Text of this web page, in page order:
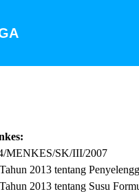
MENKES/SK/III/2007
2013 tentang
2013 tentang Susu